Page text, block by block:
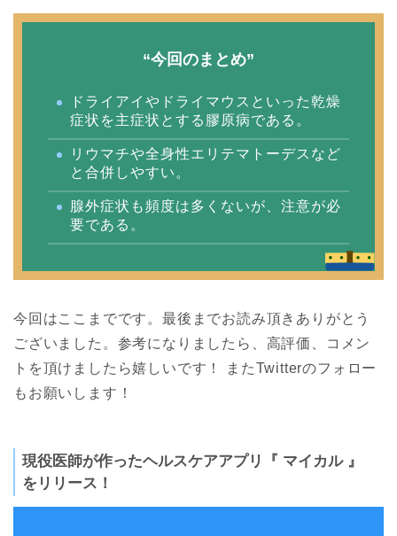
“今回のまとめ”
ドライアイやドライマウスといった乾燥
症状を主症状とする膠原病である。
リウマチや全身性エリテマトーデスなど
と合併しやすい。
腺外症状も頻度は多くないが、注意が必
要である。
今回はここまでです。最後までお読み頂きありがとう
ございました。参考になりましたら、高評価、コメン
トを頂けましたら嬉しいです！ またTwitterのフォロー
もお願いします！
現役医師が作ったヘルスケアアプリ『 マイカル 』
をリリース！